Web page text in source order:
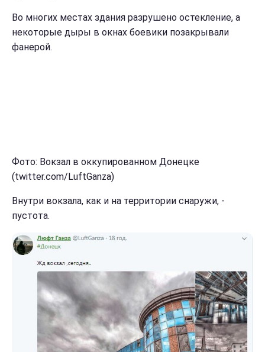
Во многих местах здания разрушено остекление, а
некоторые дыры в окнах боевики позакрывали
фанерой.
Фото: Вокзал в оккупированном Донецке
(twitter.com/LuftGanza)
Внутри вокзала, как и на территории снаружи, -
пустота.